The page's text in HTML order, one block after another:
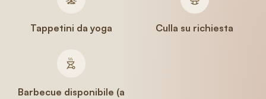
Tappetini da yoga Culla su richiesta
Barbecue disponibile (a